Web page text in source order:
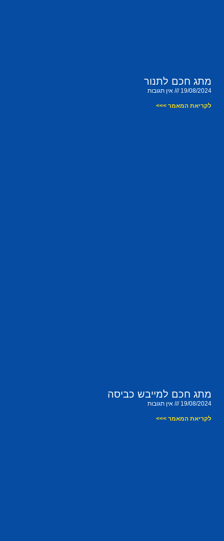
מתג חכם לתנור
19/08/2024 אין תגובות
לקריאת המאמר >>>
מתג חכם למייבש כביסה
19/08/2024 אין תגובות
לקריאת המאמר >>>